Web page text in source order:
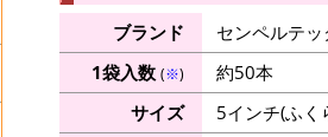
ブランド
センペルテッ
1袋入数 (※)
約50本
サイズ
5インチ(ふ